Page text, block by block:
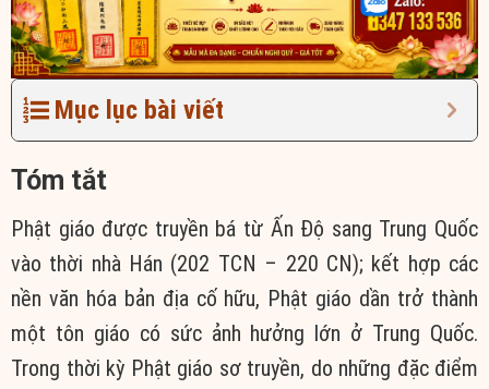
Mục lục bài viết
Tóm tắt
Phật giáo được truyền bá từ Ấn Độ sang Trung Quốc
vào thời nhà Hán (202 TCN – 220 CN); kết hợp các
nền văn hóa bản địa cố hữu, Phật giáo dần trở thành
một tôn giáo có sức ảnh hưởng lớn ở Trung Quốc.
Trong thời kỳ Phật giáo sơ truyền, do những đặc điểm